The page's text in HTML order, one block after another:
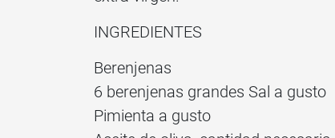
INGREDIENTES
Berenjenas
6 berenjenas grandes Sal a gusto
Pimienta a gusto